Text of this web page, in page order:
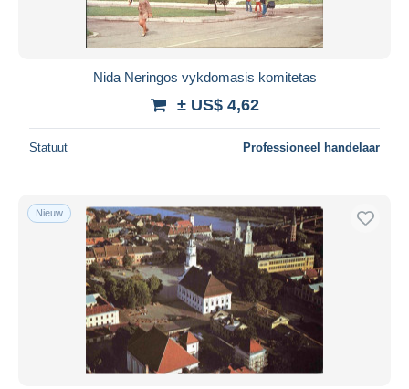
Nida Neringos vykdomasis komitetas
± US$ 4,62
Statuut Professioneel handelaar
Nieuw